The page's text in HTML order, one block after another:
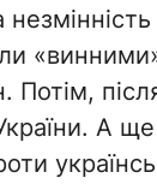
А